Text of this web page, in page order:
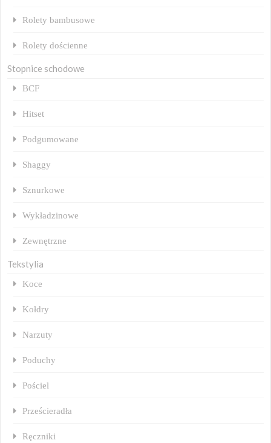
Rolety bambusowe
Rolety dościenne
Stopnice schodowe
BCF
Hitset
Podgumowane
Shaggy
Sznurkowe
Wykładzinowe
Zewnętrzne
Tekstylia
Koce
Kołdry
Narzuty
Poduchy
Pościel
Prześcieradła
Ręczniki